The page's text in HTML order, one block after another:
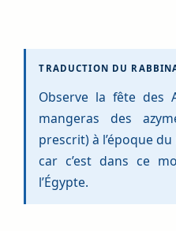
TRADUCTION DU
Observe la fête des
mangeras des
prescrit) à l’époque
car c’est dans ce
l’Égypte.